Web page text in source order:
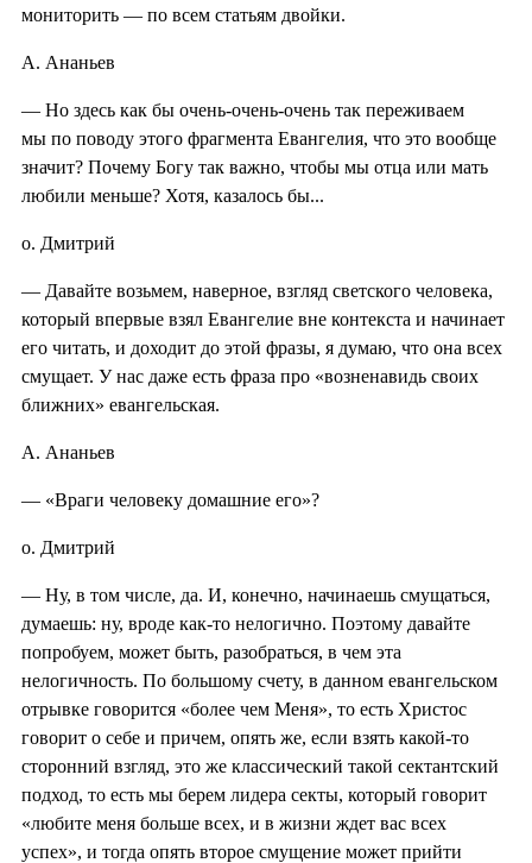
мониторить — по всем статьям двойки.
А. Ананьев
— Но здесь как бы очень-очень-очень так переживаем
мы по поводу этого фрагмента Евангелия, что это вообще
значит? Почему Богу так важно, чтобы мы отца или мать
любили меньше? Хотя, казалось бы...
о. Дмитрий
— Давайте возьмем, наверное, взгляд светского человека,
который впервые взял Евангелие вне контекста и начинает
его читать, и доходит до этой фразы, я думаю, что она всех
смущает. У нас даже есть фраза про «возненавидь своих
ближних» евангельская.
А. Ананьев
— «Враги человеку домашние его»?
о. Дмитрий
— Ну, в том числе, да. И, конечно, начинаешь смущаться,
думаешь: ну, вроде как-то нелогично. Поэтому давайте
попробуем, может быть, разобраться, в чем эта
нелогичность. По большому счету, в данном евангельском
отрывке говорится «более чем Меня», то есть Христос
говорит о себе и причем, опять же, если взять какой-то
сторонний взгляд, это же классический такой сектантский
подход, то есть мы берем лидера секты, который говорит
«любите меня больше всех, и в жизни ждет вас всех
успех», и тогда опять второе смущение может прийти